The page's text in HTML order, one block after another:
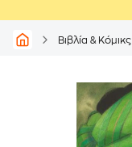
Βιβλία & Κόμικς